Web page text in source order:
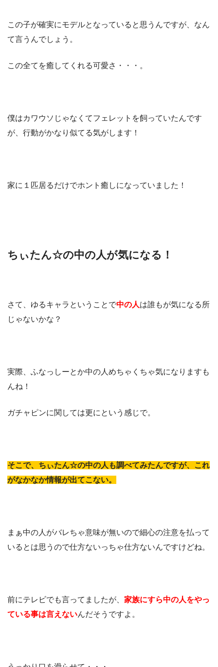
この子が確実にモデルとなっていると思うんですが、なん
て言うんでしょう。
この全てを癒してくれる可愛さ・・・。
僕はカワウソじゃなくてフェレットを飼っていたんです
が、行動がかなり似てる気がします！
家に１匹居るだけでホント癒しになっていました！
ちぃたん☆の中の人が気になる！
さて、ゆるキャラということで中の人は誰もが気になる所
じゃないかな？
実際、ふなっしーとか中の人めちゃくちゃ気になりますも
んね！
ガチャピンに関しては更にという感じで。
そこで、ちぃたん☆の中の人も調べてみたんですが、これ
がなかなか情報が出てこない。
まぁ中の人がバレちゃ意味が無いので細心の注意を払って
いるとは思うので仕方ないっちゃ仕方ないんですけどね。
前にテレビでも言ってましたが、 家族にすら中の人をやっ
ている事は言えないんだそうですよ。